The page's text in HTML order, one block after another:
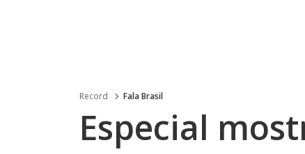
Record Fala Brasil
Especial